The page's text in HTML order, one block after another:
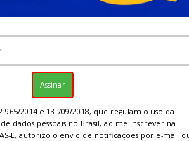
2014 e 13.709/2018, que regulam o uso da
dados pessoais no Brasil, ao me inscrever na
L, autorizo o envio de notificações por e-mail